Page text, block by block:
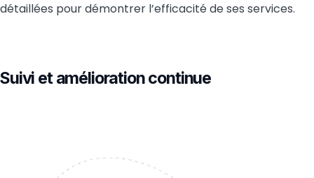
détaillées pour démontrer l’efficacité de ses services.
Suivi et amélioration continue